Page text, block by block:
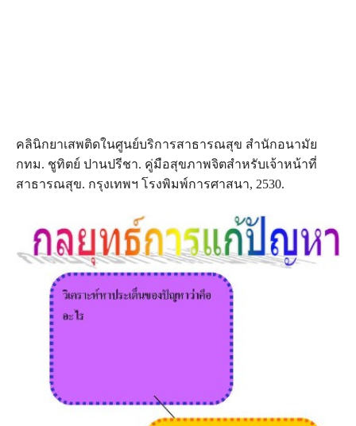
คลินิกยาเสพติดในศูนย์บริการสาธารณสุข สำนักอนามัย
กทม. ชูทิตย์ ปานปรีชา. คู่มือสุขภาพจิตสำหรับเจ้าหน้าที่
สาธารณสุข. กรุงเทพฯ โรงพิมพ์การศาสนา, 2530.